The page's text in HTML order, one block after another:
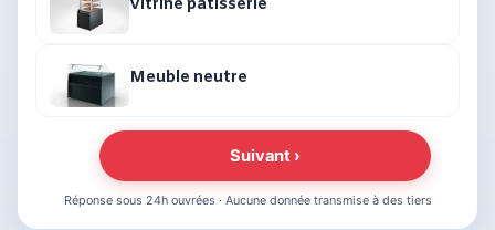
Vitrine pâtisserie
Meuble neutre
Suivant ›
Réponse sous 24h ouvrées · Aucune donnée transmise à des tiers